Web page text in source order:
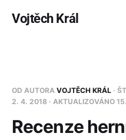
Vojtěch Král
OD AUTORA VOJTĚCH KRÁL ·
2. 4. 2018 · AKTUALIZOVÁNO
Recenze